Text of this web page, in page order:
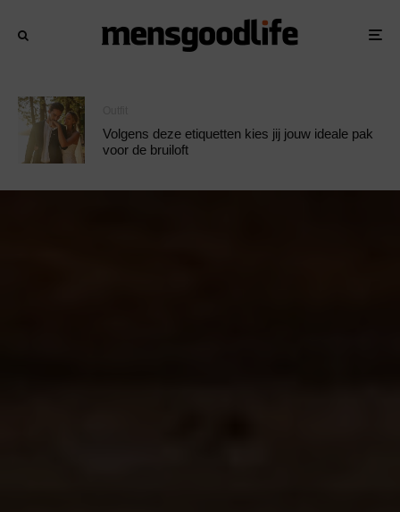
Volgens deze etiquetten kies jij jouw ideale pak
voor de bruiloft